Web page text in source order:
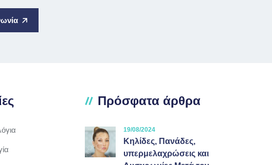
Πρόσφατα άρθρα
19/08/2024
Κηλίδες, Πανάδες,
υπερμελαχρώσεις και